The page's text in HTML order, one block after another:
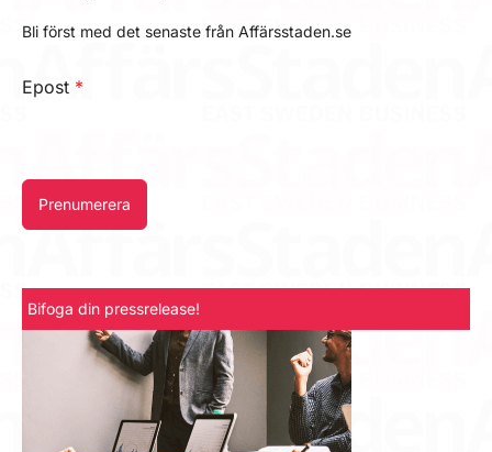
Bli först med det senaste från Affärsstaden.se
Epost *
Prenumerera
Bifoga din pressrelease!